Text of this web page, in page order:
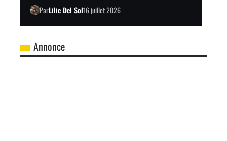
ParLilie Del Sol16 juillet 2026
Annonce